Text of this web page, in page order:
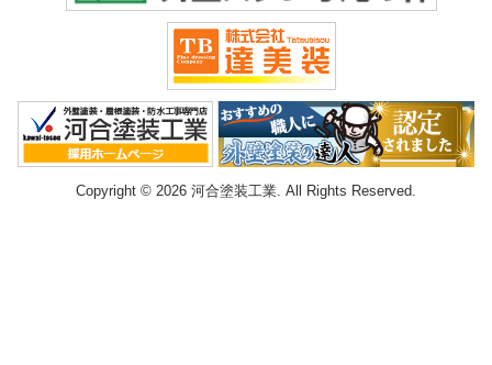
Copyright © 2026 河合塗装工業. All Rights Reserved.